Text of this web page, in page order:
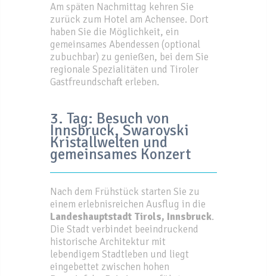
Am späten Nachmittag kehren Sie
zurück zum Hotel am Achensee. Dort
haben Sie die Möglichkeit, ein
gemeinsames Abendessen (optional
zubuchbar) zu genießen, bei dem Sie
regionale Spezialitäten und Tiroler
Gastfreundschaft erleben.
3. Tag: Besuch von
Innsbruck, Swarovski
Kristallwelten und
gemeinsames Konzert
Nach dem Frühstück starten Sie zu
einem erlebnisreichen Ausflug in die
Landeshauptstadt Tirols, Innsbruck.
Die Stadt verbindet beeindruckend
historische Architektur mit
lebendigem Stadtleben und liegt
eingebettet zwischen hohen